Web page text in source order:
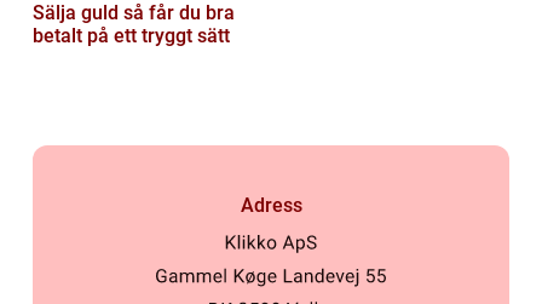
Sälja guld så får du bra
betalt på ett tryggt sätt
Adress